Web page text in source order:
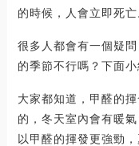
的時候，人會立即死亡
很多人都會有一個疑
的季節不行嗎？下面
大家都知道，甲醛的
的，冬天室內會有暖
以甲醛的揮發更強勁